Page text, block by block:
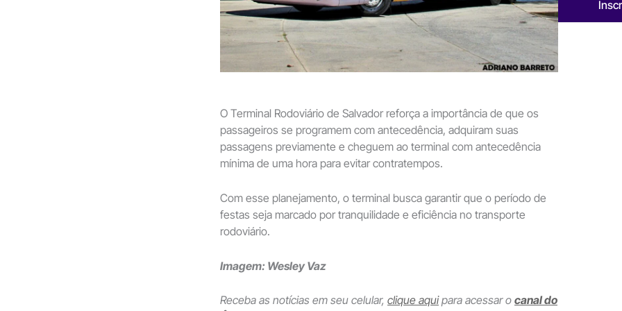
O Terminal Rodoviário de Salvador reforça a importância de que os
passageiros se programem com antecedência, adquiram suas
passagens previamente e cheguem ao terminal com antecedência
mínima de uma hora para evitar contratempos.
Com esse planejamento, o terminal busca garantir que o período de
festas seja marcado por tranquilidade e eficiência no transporte
rodoviário.
Imagem: Wesley Vaz
Receba as notícias em seu celular, clique aquipara acessar o canal do